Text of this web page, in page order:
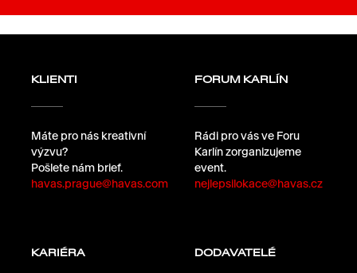
KLIENTI
Máte pro nás kreativní
výzvu?
Pošlete nám brief.
havas.prague@havas.com
FORUM KARLÍN
Rádi pro vás ve Foru
Karlín zorganizujeme
event.
nejlepsilokace@havas.cz
KARIÉRA DODAVATELÉ